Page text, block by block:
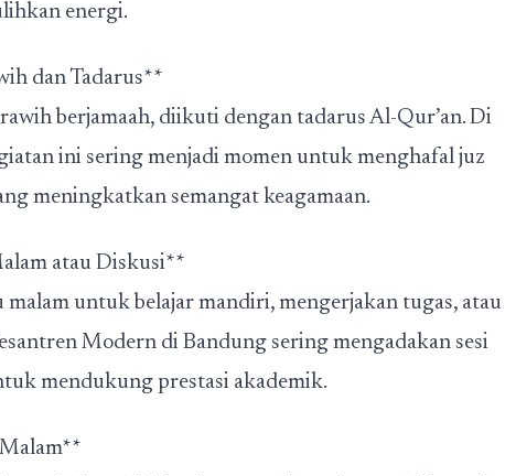
energi.
dan Tadarus**
berjamaah, diikuti dengan tadarus Al-Qur’an. Di
ini sering menjadi momen untuk menghafal juz
meningkatkan semangat keagamaan.
atau Diskusi**
untuk belajar mandiri, mengerjakan tugas, atau
Modern di Bandung sering mengadakan sesi
mendukung prestasi akademik.